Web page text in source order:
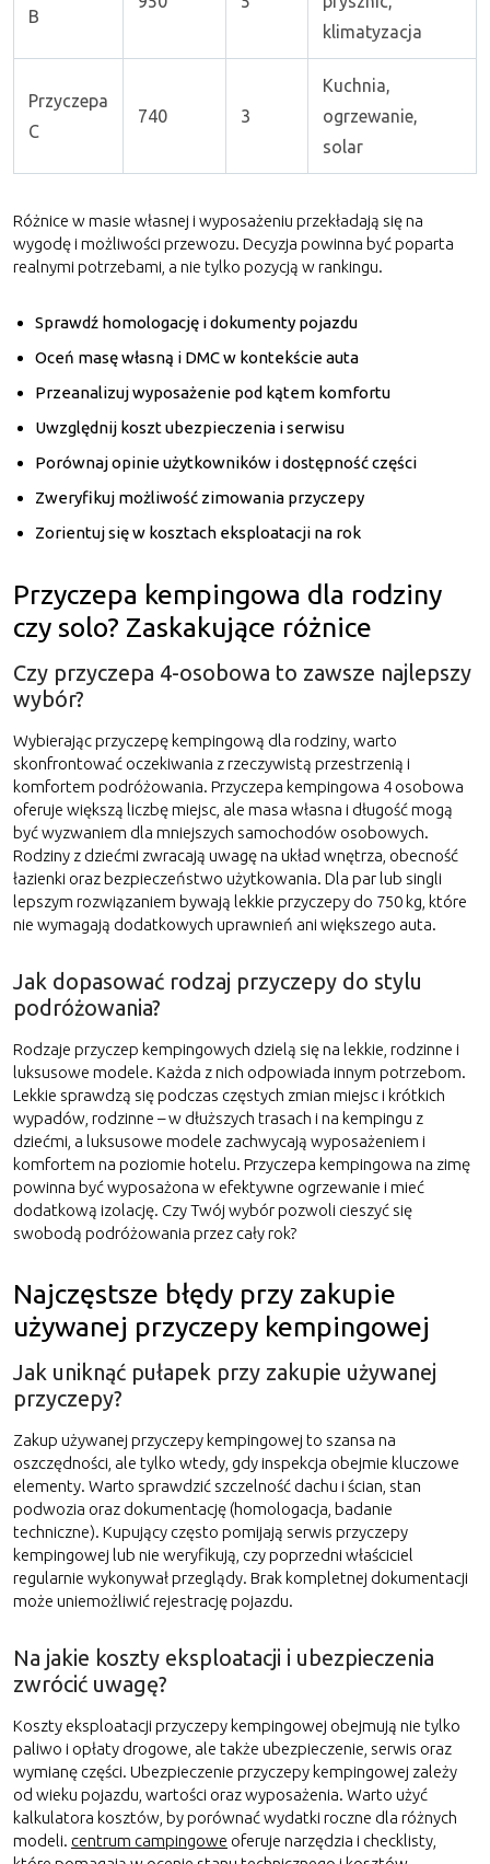
B
klimatyzacja
Przyczepa
C
740 3
Kuchnia,
ogrzewanie,
solar
Różnice w masie własnej i wyposażeniu przekładają się na
wygodę i możliwości przewozu. Decyzja powinna być poparta
realnymi potrzebami, a nie tylko pozycją w rankingu.
Sprawdź homologację i dokumenty pojazdu
Oceń masę własną i DMC w kontekście auta
Przeanalizuj wyposażenie pod kątem komfortu
Uwzględnij koszt ubezpieczenia i serwisu
Porównaj opinie użytkowników i dostępność części
Zweryfikuj możliwość zimowania przyczepy
Zorientuj się w kosztach eksploatacji na rok
Przyczepa kempingowa dla rodziny
czy solo? Zaskakujące różnice
Czy przyczepa 4-osobowa to zawsze najlepszy
wybór?
Wybierając przyczepę kempingową dla rodziny, warto
skonfrontować oczekiwania z rzeczywistą przestrzenią i
komfortem podróżowania. Przyczepa kempingowa 4 osobowa
oferuje większą liczbę miejsc, ale masa własna i długość mogą
być wyzwaniem dla mniejszych samochodów osobowych.
Rodziny z dziećmi zwracają uwagę na układ wnętrza, obecność
łazienki oraz bezpieczeństwo użytkowania. Dla par lub singli
lepszym rozwiązaniem bywają lekkie przyczepy do 750 kg, które
nie wymagają dodatkowych uprawnień ani większego auta.
Jak dopasować rodzaj przyczepy do stylu
podróżowania?
Rodzaje przyczep kempingowych dzielą się na lekkie, rodzinne i
luksusowe modele. Każda z nich odpowiada innym potrzebom.
Lekkie sprawdzą się podczas częstych zmian miejsc i krótkich
wypadów, rodzinne – w dłuższych trasach i na kempingu z
dziećmi, a luksusowe modele zachwycają wyposażeniem i
komfortem na poziomie hotelu. Przyczepa kempingowa na zimę
powinna być wyposażona w efektywne ogrzewanie i mieć
dodatkową izolację. Czy Twój wybór pozwoli cieszyć się
swobodą podróżowania przez cały rok?
Najczęstsze błędy przy zakupie
używanej przyczepy kempingowej
Jak uniknąć pułapek przy zakupie używanej
przyczepy?
Zakup używanej przyczepy kempingowej to szansa na
oszczędności, ale tylko wtedy, gdy inspekcja obejmie kluczowe
elementy. Warto sprawdzić szczelność dachu i ścian, stan
podwozia oraz dokumentację (homologacja, badanie
techniczne). Kupujący często pomijają serwis przyczepy
kempingowej lub nie weryfikują, czy poprzedni właściciel
regularnie wykonywał przeglądy. Brak kompletnej dokumentacji
może uniemożliwić rejestrację pojazdu.
Na jakie koszty eksploatacji i ubezpieczenia
zwrócić uwagę?
Koszty eksploatacji przyczepy kempingowej obejmują nie tylko
paliwo i opłaty drogowe, ale także ubezpieczenie, serwis oraz
wymianę części. Ubezpieczenie przyczepy kempingowej zależy
od wieku pojazdu, wartości oraz wyposażenia. Warto użyć
kalkulatora kosztów, by porównać wydatki roczne dla różnych
modeli. centrum campingowe oferuje narzędzia i checklisty,